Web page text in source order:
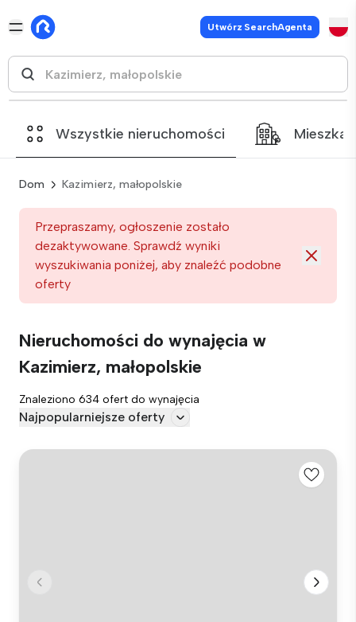
Utwórz SearchAgenta
Wszystkie nieruchomości
Dom Kazimierz, małopolskie
Przepraszamy, ogłoszenie zostało
dezaktywowane. Sprawdź wyniki
wyszukiwania poniżej, aby znaleźć podobne
oferty
Nieruchomości do wynajęcia w
Kazimierz, małopolskie
Znaleziono 634 ofert do wynajęcia
Najpopularniejsze oferty